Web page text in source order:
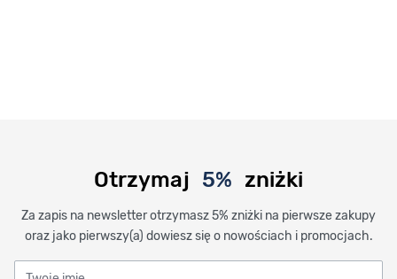
Otrzymaj 5% zniżki
Za zapis na newsletter otrzymasz 5% zniżki na pierwsze zakupy
oraz jako pierwszy(a) dowiesz się o nowościach i promocjach.
Twoje imię